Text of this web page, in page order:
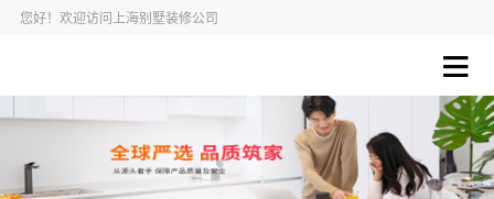
您好！欢迎访问上海别墅装修公司